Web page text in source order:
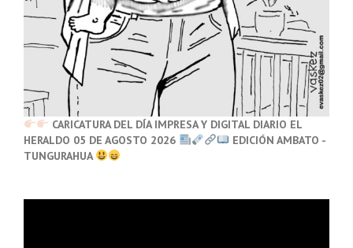
CARICATURA DEL DÍA IMPRESA Y DIGITAL DIARIO EL
HERALDO 05 DE AGOSTO 2026
EDICIÓN AMBATO -
TUNGURAHUA